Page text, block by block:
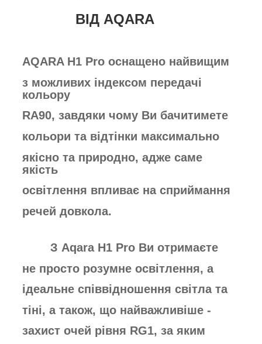
ВІД AQARA
AQARA H1 Pro оснащено найвищим
з можливих індексом передачі
кольору
RA90, завдяки чому Ви бачитимете
кольори та відтінки максимально
якісно та природно, адже саме
якість
освітлення впливає на сприймання
речей довкола.
З Aqara H1 Pro Ви отримаєте
не просто розумне освітлення, а
ідеальне співвідношення світла та
тіні, а також, що найважливіше -
захист очей рівня RG1, за яким